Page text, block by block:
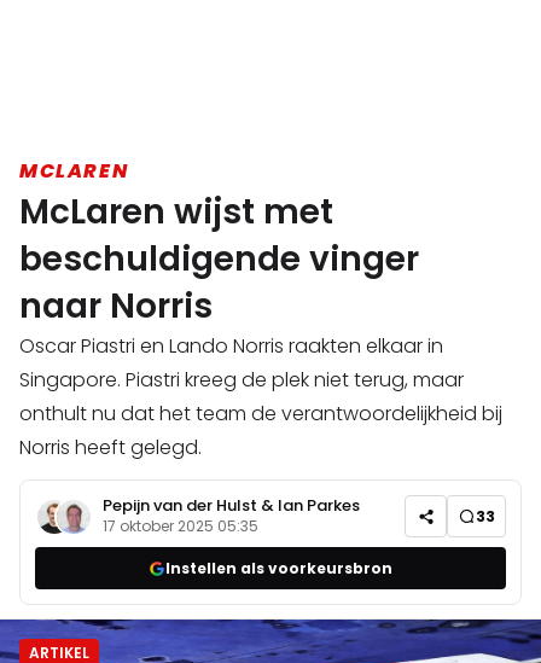
MCLAREN
McLaren wijst met
beschuldigende vinger
naar Norris
Oscar Piastri en Lando Norris raakten elkaar in
Singapore. Piastri kreeg de plek niet terug, maar
onthult nu dat het team de verantwoordelijkheid bij
Norris heeft gelegd.
Pepijn van der Hulst & Ian Parkes
17 oktober 2025 05:35 33
Instellen als voorkeursbron
ARTIKEL